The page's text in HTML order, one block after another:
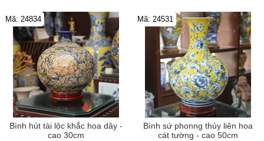
Bình hút tài lộc khắc hoa dây -
cao 30cm
Mã: 24834
Bình sứ phonng thủy liên hoa
cát tường - cao 50cm
Mã: 24531